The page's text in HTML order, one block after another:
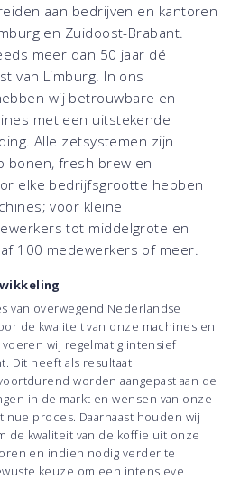
aan bedrijven en kantoren
en Zuidoost-Brabant.
meer dan 50 jaar dé
van Limburg. In ons
wij betrouwbare en
met een uitstekende
Alle zetsystemen zijn
bonen, fresh brew en
elke bedrijfsgrootte hebben
voor kleine
tot middelgrote en
100 medewerkers of meer.
van overwegend Nederlandse
de kwaliteit van onze machines en
wij regelmatig intensief
Dit heeft als resultaat
worden aangepast aan de
in de markt en wensen van onze
proces. Daarnaast houden wij
de kwaliteit van de koffie uit onze
en indien nodig verder te
keuze om een intensieve